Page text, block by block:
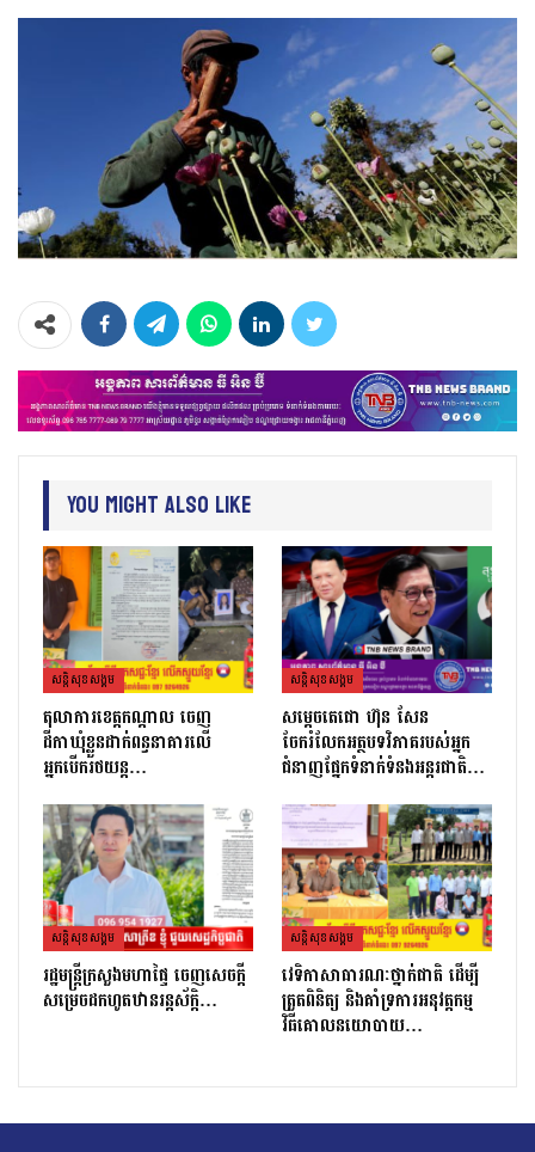
You Might Also Like
សន្តិសុខសង្គម
តុលាការខេត្តកណ្ដាល ចេញ
ដីកាឃុំខ្លួនដាក់ពន្ធនាគារលើ
អ្នកបើករថយន្ត…
សន្តិសុខសង្គម
សម្តេចតេជោ ហ៊ុន សែន
ចែករំលែកអត្ថបទវិភាគរបស់អ្នក
ជំនាញផ្នែកទំនាក់ទំនងអន្តរជាតិ…
សន្តិសុខសង្គម
រដ្ឋមន្ដ្រីក្រសួងមហាផ្ទៃ ចេញសេចក្តី
សម្រេចដកហូតឋានរន្តស័ក្តិ…
សន្តិសុខសង្គម
វេទិកាសាធារណៈថ្នាក់ជាតិ ដើម្បី
ត្រួតពិនិត្យ និងគាំទ្រការអនុវត្តកម្ម
វិធីគោលនយោបាយ…